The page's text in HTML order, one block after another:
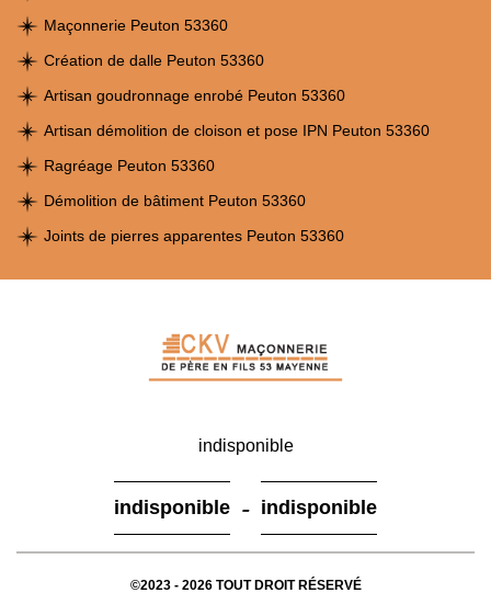
Maçonnerie Peuton 53360
Création de dalle Peuton 53360
Artisan goudronnage enrobé Peuton 53360
Artisan démolition de cloison et pose IPN Peuton 53360
Ragréage Peuton 53360
Démolition de bâtiment Peuton 53360
Joints de pierres apparentes Peuton 53360
indisponible
indisponible - indisponible
©2023 - 2026 TOUT DROIT RÉSERVÉ